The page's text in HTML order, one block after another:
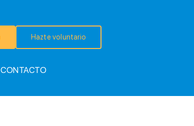
Hazte voluntario
CONTACTO